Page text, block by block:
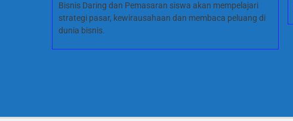
Bisnis Daring dan Pemasaran siswa akan mempelajari
strategi pasar, kewirausahaan dan membaca peluang di
dunia bisnis.